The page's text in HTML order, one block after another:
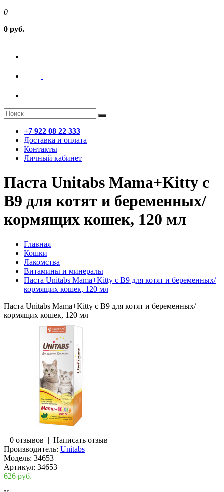
0
0 руб.
+7 922 08 22 333
Доставка и оплата
Контакты
Личный кабинет
Паста Unitabs Mama+Kitty c
B9 для котят и беременных/
кормящих кошек, 120 мл
Главная
Кошки
Лакомства
Витамины и минералы
Паста Unitabs Mama+Kitty c B9 для котят и беременных/
кормящих кошек, 120 мл
Паста Unitabs Mama+Kitty c B9 для котят и беременных/
кормящих кошек, 120 мл
0 отзывов | Написать отзыв
Производитель: Unitabs
Модель: 34653
Артикул: 34653
626 руб.